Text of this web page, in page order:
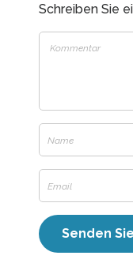
Schreiben Sie